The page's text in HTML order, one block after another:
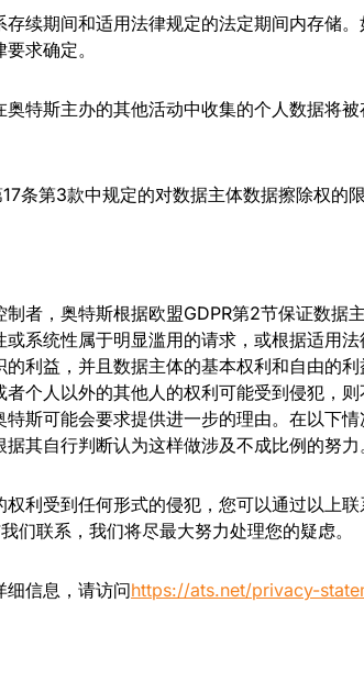
续期间和适用法律规定的法定期间内存储
求确定。
特斯主办的其他活动中收集的个人数据将
条第3款中规定的对数据主体数据擦除权的限
者，奥特斯根据欧盟GDPR第2节保证数
系统性属于明显滥用的请求，或根据适用
利益，并且数据主体的基本权利和自由的
个人以外的其他人的权利可能受到侵犯，
斯可能会要求提供进一步的理由。在以下
其自行判断认为这样做涉及不成比例的努力
利受到任何形式的侵犯，您可以通过以上
们联系，我们将尽最大努力处理您的疑虑。
细信息，请访问https://ats.net/privacy-